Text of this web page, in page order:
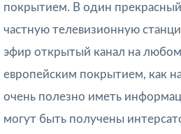
покрытием. В один
частную телевизионную
эфир открытый канал на любом
европейским покрытием, как
очень полезно иметь
могут быть получены